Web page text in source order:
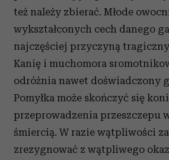
też należy zbierać. Młode
wykształconych cech danego
najczęściej przyczyną
Kanię i muchomora
odróżnia nawet doświadczony
Pomyłka może skończyć się
przeprowadzenia przeszczepu
śmiercią. W razie wątpliwości
zrezygnować z wątpliwego